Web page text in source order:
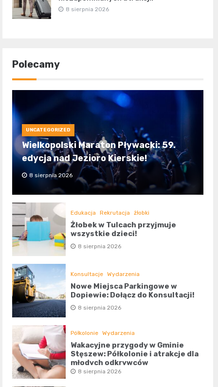
8 sierpnia 2026
Polecamy
UNCATEGORIZED
Wielkopolski Maraton Pływacki: 59.
edycja nad Jezioro Kierskie!
8 sierpnia 2026
Edukacja Rekrutacja żłobki
Żłobek w Tulcach przyjmuje
wszystkie dzieci!
8 sierpnia 2026
Konsultacje Wydarzenia
Nowe Miejsca Parkingowe w
Dopiewie: Dołącz do Konsultacji!
8 sierpnia 2026
Półkolonie Wydarzenia
Wakacyjne przygody w Gminie
Stęszew: Półkolonie i atrakcje dla
młodych odkrywców
8 sierpnia 2026